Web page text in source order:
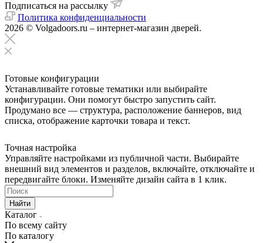
Подписаться на рассылку
Политика конфиденциальности
2026 © Volgadoors.ru – интернет-магазин дверей.
Готовые конфигурации
Устанавливайте готовые тематики или выбирайте
конфигурации. Они помогут быстро запустить сайт.
Продумано все — структура, расположение баннеров, вид
списка, отображение карточки товара и текст.
Точная настройка
Управляйте настройками из публичной части. Выбирайте
внешний вид элементов и разделов, включайте, отключайте и
передвигайте блоки. Изменяйте дизайн сайта в 1 клик.
Найти
Каталог
По всему сайту
По каталогу